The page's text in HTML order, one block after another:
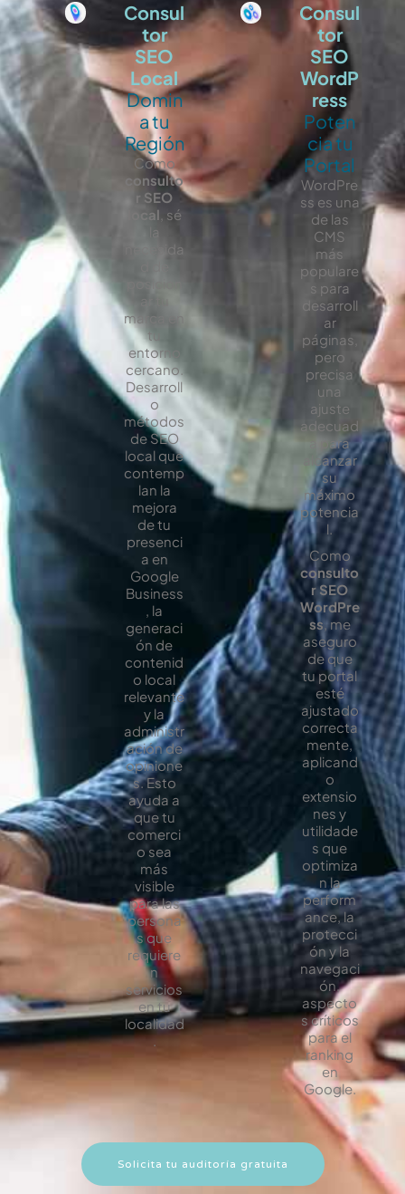
Consul
tor
SEO
Local
Domin
a tu
Región
Como
consulto
r SEO
local, sé
la
necesida
marca en
tu
entorno
cercano.
Desarroll
o
métodos
de SEO
local que
contemp
lan la
mejora
de tu
presenci
a en
Google
Business
, la
generaci
ón de
contenid
o local
relevante
y la
administr
ación de
opinione
s. Esto
ayuda a
que tu
comerci
o sea
más
visible
para las
persona
s que
requiere
n
servicios
en tu
localidad
.
Consul
tor
SEO
WordP
ress
Poten
cia tu
Portal
WordPre
ss es una
de las
CMS
más
populare
s para
desarroll
ar
páginas,
pero
precisa
una
ajuste
adecuad
a para
alcanzar
su
máximo
potencia
l.
Como
consulto
r SEO
WordPre
ss, me
aseguro
de que
tu portal
esté
ajustado
correcta
mente,
aplicand
o
extensio
nes y
utilidade
s que
optimiza
n la
perform
ance, la
protecci
ón y la
navegaci
ón,
aspecto
s críticos
para el
ranking
en
Google.
Solicita tu auditoría gratuita